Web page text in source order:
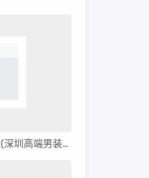
揭秘深圳高仿品牌男装批发(深圳高端男装批发)